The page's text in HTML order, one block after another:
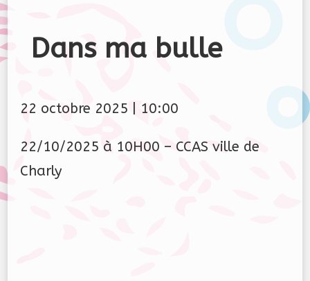
Dans ma bulle
22 octobre 2025 10:00
22/10/2025 à 10H00 – CCAS ville de
Charly